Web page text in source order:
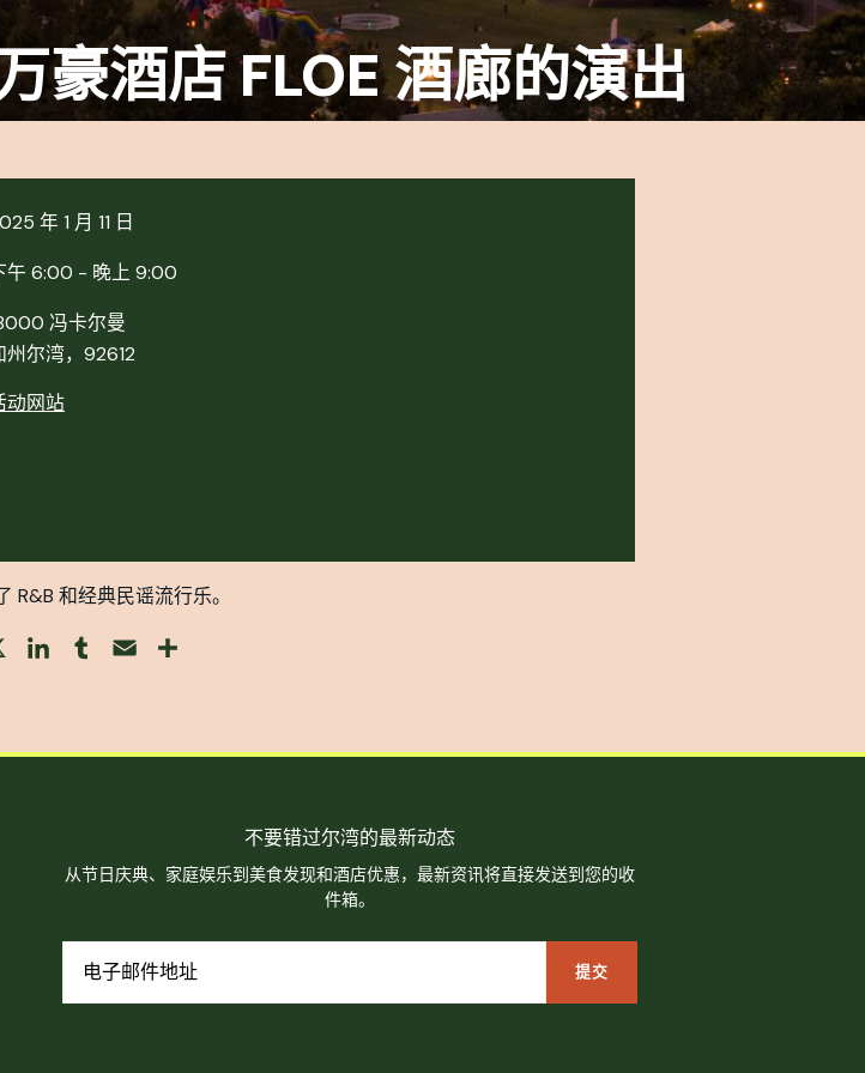
豪酒店 FLOE 酒廊的演出
年 1 月 11 日
午 6:00 - 晚上 9:00
冯卡尔曼
州尔湾，92612
动网站
和经典民谣流行乐。
LinkedInTumblr Email
不要错过尔湾的最新动态
从节日庆典、家庭娱乐到美食发现和酒店优惠，最新资讯将直接发送到您的收
件箱。